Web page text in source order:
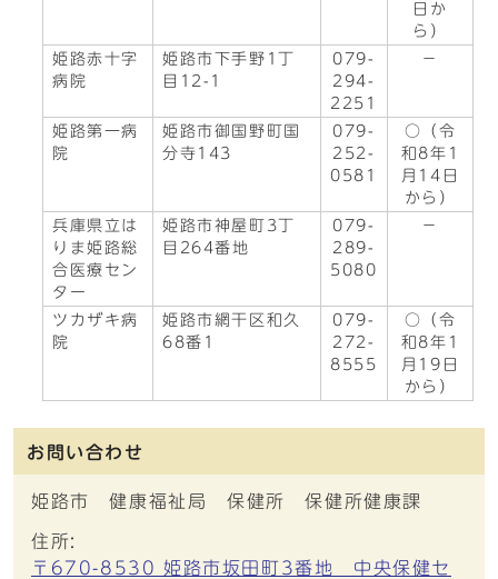
日か
ら）
姫路赤十字
病院
姫路市下手野1丁
目12-1
079-
294-
2251
－
姫路第一病
院
姫路市御国野町国
分寺143
079-
252-
0581
○（令
和8年1
月14日
から）
兵庫県立は
りま姫路総
合医療セン
ター
姫路市神屋町3丁
目264番地
079-
289-
5080
－
ツカザキ病
院
姫路市網干区和久
68番1
079-
272-
8555
○（令
和8年1
月19日
から）
お問い合わせ
姫路市 健康福祉局 保健所 保健所健康課
住所:
〒670-8530 姫路市坂田町3番地 中央保健セ